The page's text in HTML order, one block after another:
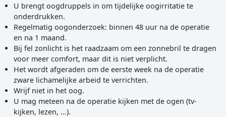
U brengt oogdruppels in om tijdelijke oogirritatie te
onderdrukken.
Regelmatig oogonderzoek: binnen 48 uur na de operatie
en na 1 maand.
Bij fel zonlicht is het raadzaam om een zonnebril te dragen
voor meer comfort, maar dit is niet verplicht.
Het wordt afgeraden om de eerste week na de operatie
zware lichamelijke arbeid te verrichten.
Wrijf niet in het oog.
U mag meteen na de operatie kijken met de ogen (tv-
kijken, lezen, ...).